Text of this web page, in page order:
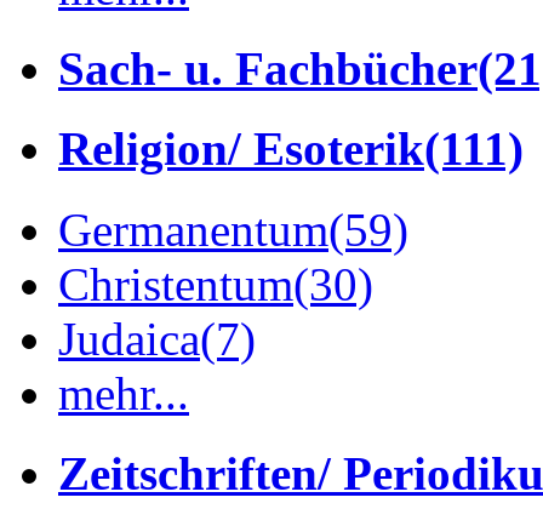
Sach- u. Fachbücher
Religion/ Esoterik(111)
Germanentum(59)
Christentum(30)
Judaica(7)
mehr...
Zeitschriften/